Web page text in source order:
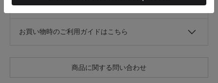
キャンセル・返品について
お買い物時のご利用ガイドはこちら
商品に関する問い合わせ